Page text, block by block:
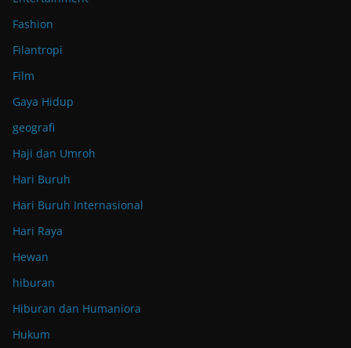
Fashion
Filantropi
Film
Gaya Hidup
geografi
Haji dan Umroh
Hari Buruh
Hari Buruh Internasional
Hari Raya
Hewan
hiburan
Hiburan dan Humaniora
Hukum